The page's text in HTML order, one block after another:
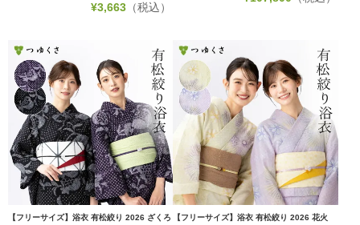
¥3,663 （税込）
【フリーサイズ】浴衣 有松絞り 2026 ざくろ 【フリーサイズ】浴衣 有松絞り 2026 花火